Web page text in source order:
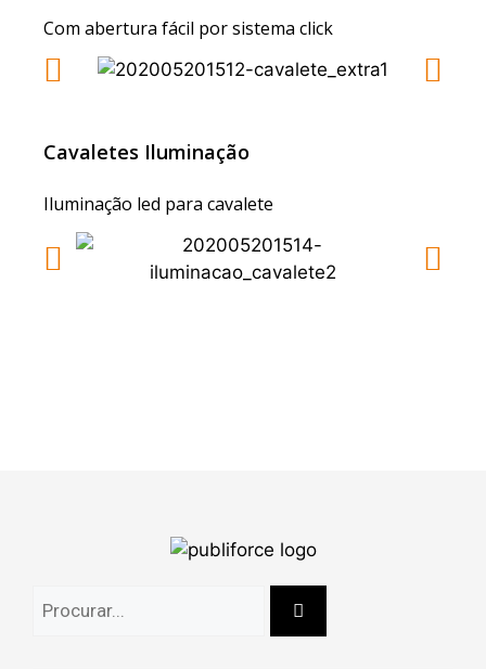
Com abertura fácil por sistema click
Cavaletes Iluminação
Iluminação led para cavalete